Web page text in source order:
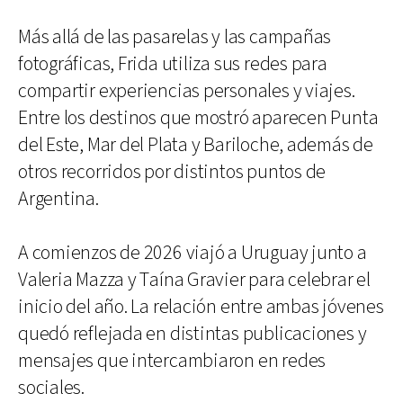
Más allá de las pasarelas y las campañas
fotográficas, Frida utiliza sus redes para
compartir experiencias personales y viajes.
Entre los destinos que mostró aparecen Punta
del Este, Mar del Plata y Bariloche, además de
otros recorridos por distintos puntos de
Argentina.
A comienzos de 2026 viajó a Uruguay junto a
Valeria Mazza y Taína Gravier para celebrar el
inicio del año. La relación entre ambas jóvenes
quedó reflejada en distintas publicaciones y
mensajes que intercambiaron en redes
sociales.